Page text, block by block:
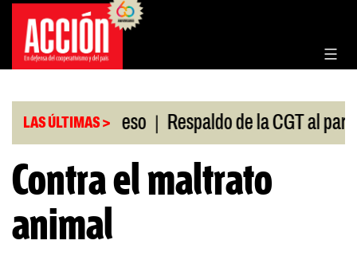
Saltar
contenido
LAS ÚLTIMAS >
en el Congreso | Respaldo de la CGT al paro
Contra el maltrato
animal